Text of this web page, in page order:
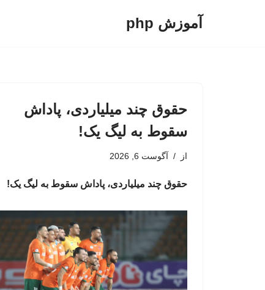
آموزش php
حقوق چند میلیاردی، پاداش
سقوط به لیگ یک!
از آگوست 6, 2026
حقوق چند میلیاردی، پاداش سقوط به لیگ یک!